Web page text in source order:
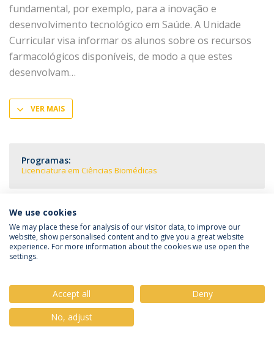
fundamental, por exemplo, para a inovação e
desenvolvimento tecnológico em Saúde. A Unidade
Curricular visa informar os alunos sobre os recursos
farmacológicos disponíveis, de modo a que estes
desenvolvam
VER MAIS
Programas:
Licenciatura em Ciências Biomédicas
Política de Privacidade
Termos & Condições
Direitos do Titular dos Dados
© 2026 Universidade Católica Portuguesa
We use cookies
We may place these for analysis of our visitor data, to improve our
website, show personalised content and to give you a great website
experience. For more information about the cookies we use open the
settings.
Accept all
Deny
No, adjust